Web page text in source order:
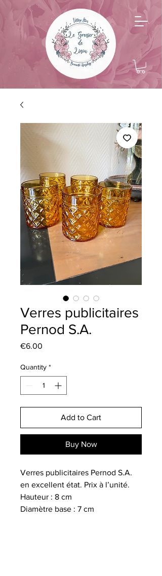
Verres publicitaires
Pernod S.A.
€6.00
Quantity *
Add to Cart
Buy Now
Verres publicitaires Pernod S.A.
en excellent état. Prix à l’unité.
Hauteur : 8 cm
Diamètre base : 7 cm